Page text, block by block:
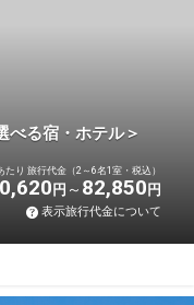
る宿・ホテル＞
たり 旅行代金（2～6名1室・税込）
円 82,850 円
表示旅行代金について